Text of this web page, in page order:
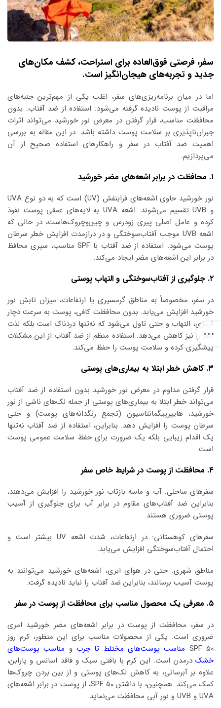
سفر، فرصتی فوق‌العاده برای استراحت، کشف مکان‌های
جدید و تجربه‌های هیجان‌انگیز است.
اما در میان برنامه‌ریزی‌های سفر، اغلب یکی از مهم‌ترین جنبه‌های
مراقبت از پوست نادیده گرفته می‌شود: استفاده از ضد آفتاب. بدون
محافظت مناسب، قرار گرفتن در معرض نور خورشید می‌تواند اثرات
جبران‌ناپذیری بر سلامت پوست داشته باشد. در این مقاله به بررسی
اهمیت ضد آفتاب در سفر و راهکارهای استفاده صحیح از آن
می‌پردازیم.
۱. محافظت در برابر اشعه‌های مضر خورشید
نور خورشید حاوی اشعه‌های فرابنفش (UV) است که به دو نوع UVA
و UVB تقسیم می‌شوند. اشعه UVA به لایه‌های عمقی پوست نفوذ
کرده و عامل اصلی پیری زودرس و چین‌وچروک‌هاست، در حالی که
اشعه UVB موجب آفتاب‌سوختگی و در درازمدت افزایش خطر سرطان
پوست می‌شود. استفاده از ضد آفتاب با SPF مناسب، سپری محافظ
در برابر این اشعه‌های مضر ایجاد می‌کند.
۲. جلوگیری از آفتاب‌سوختگی و التهاب پوستی
در سفر، مخصوصاً به مناطق گرمسیری یا ارتفاعات، میزان تابش نور
خورشید افزایش می‌یابد. بدون محافظت کافی، پوست به سرعت دچار
قرمزی، التهاب و حتی تاول می‌شود که نه‌تنها دردناک است بلکه لذت
سفر را نیز کاهش می‌دهد. استفاده منظم از ضد آفتاب از این مشکلات
پیشگیری کرده و سلامت پوست را حفظ می‌کند.
۳. کاهش خطر ابتلا به بیماری‌های پوستی
قرار گرفتن مداوم در معرض نور خورشید بدون استفاده از ضد آفتاب
می‌تواند خطر ابتلا به بیماری‌های پوستی از جمله لک‌های ناشی از نور
خورشید، هایپرپیگمانتاسیون (تجمع رنگدانه‌های پوست) و حتی
سرطان پوست را افزایش دهد. بنابراین، استفاده از ضد آفتاب نه‌تنها
یک اقدام زیبایی بلکه یک ضرورت برای حفظ سلامت عمومی پوست
است.
۴. محافظت از پوست در شرایط خاص سفر
سفرهای ساحلی: آب و ماسه بازتاب نور خورشید را افزایش می‌دهند،
بنابراین ضد آفتاب‌های مقاوم در برابر آب برای جلوگیری از آسیب
پوستی ضروری هستند.
سفرهای کوهستانی: در ارتفاعات، شدت اشعه UV بیشتر است و
احتمال آفتاب‌سوختگی افزایش می‌یابد.
مناطق شهری: حتی در هوای ابری، اشعه‌های خورشید می‌توانند به
پوست آسیب برسانند، بنابراین ضد آفتاب را نباید نادیده گرفت.
۵. معرفی یک محصول مناسب برای محافظت از پوست در سفر
در سفر، محافظت از پوست در برابر اشعه‌های مضر خورشید امری
ضروری است. یکی از محصولات مناسب برای این منظور، کرم روز
SPF 50 مناسب پوست‌های مختلط تا چرب و مناسب پوست‌های
خشک درمدن است. این کرم با بافتی سبک و فاقد اسانس و پارابن،
علاوه بر آبرسانی، به کاهش لک‌های پوستی و از بین بردن چروک‌ها
کمک می‌کند. همچنین، با داشتن SPF 50، از پوست در برابر اشعه‌های
UVA و UVB و نور آبی محافظت می‌نماید.